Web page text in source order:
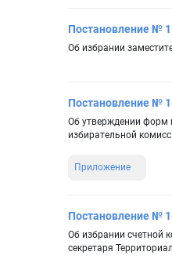
Постановление №
Об избрании
Постановление №
Об утверждении форм
избирательной
Приложение
Постановление №
Об избрании счетной
секретаря